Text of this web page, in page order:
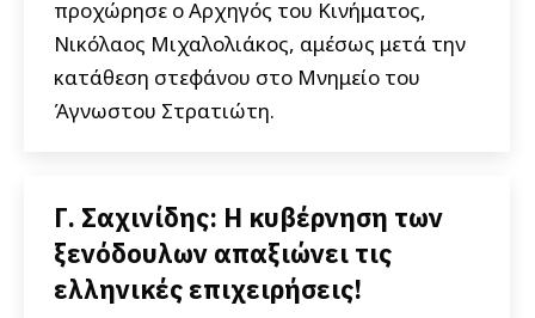
προχώρησε ο Αρχηγός του Κινήματος,
Νικόλαος Μιχαλολιάκος, αμέσως μετά την
κατάθεση στεφάνου στο Μνημείο του
Άγνωστου Στρατιώτη.
Γ. Σαχινίδης: Η κυβέρνηση των
ξενόδουλων απαξιώνει τις
ελληνικές επιχειρήσεις!